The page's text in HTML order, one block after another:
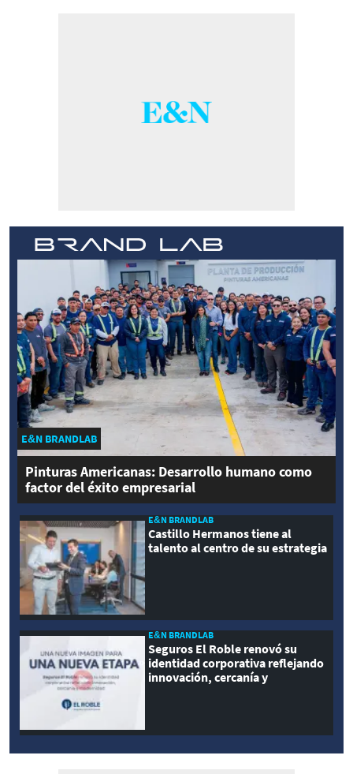
E&N BRANDLAB
Pinturas Americanas: Desarrollo humano como
factor del éxito empresarial
E&N BRANDLAB
Castillo Hermanos tiene al
talento al centro de su estrategia
E&N BRANDLAB
Seguros El Roble renovó su
identidad corporativa reflejando
innovación, cercanía y